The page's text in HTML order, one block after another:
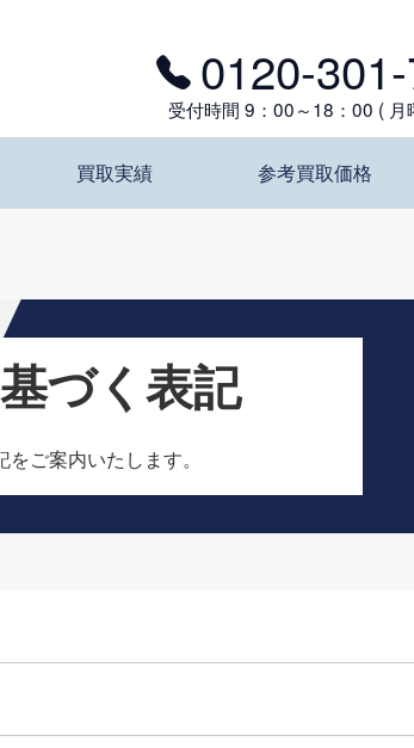
買取実績 参考買取価格
0120-
受付時間 9：00～18：00 ( 月
づく表記
ご案内いたします。